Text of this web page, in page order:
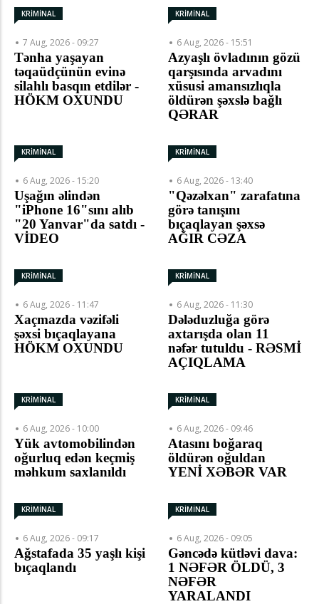
KRİMİNAL
7 Aug, 2026 - 09:27
Tənha yaşayan
təqaüdçünün evinə
silahlı basqın etdilər -
HÖKM OXUNDU
KRİMİNAL
6 Aug, 2026 - 15:51
Azyaşlı övladının gözü
qarşısında arvadını
xüsusi amansızlıqla
öldürən şəxslə bağlı
QƏRAR
KRİMİNAL
6 Aug, 2026 - 15:20
Uşağın əlindən
"iPhone 16"sını alıb
"20 Yanvar"da satdı -
VİDEO
KRİMİNAL
6 Aug, 2026 - 13:40
"Qəzəlxan" zarafatına
görə tanışını
bıçaqlayan şəxsə
AĞIR CƏZA
KRİMİNAL
6 Aug, 2026 - 11:47
Xaçmazda vəzifəli
şəxsi bıçaqlayana
HÖKM OXUNDU
KRİMİNAL
6 Aug, 2026 - 11:30
Dələduzluğa görə
axtarışda olan 11
nəfər tutuldu - RƏSMİ
AÇIQLAMA
KRİMİNAL
6 Aug, 2026 - 10:00
Yük avtomobilindən
oğurluq edən keçmiş
məhkum saxlanıldı
KRİMİNAL
6 Aug, 2026 - 09:46
Atasını boğaraq
öldürən oğuldan
YENİ XƏBƏR VAR
KRİMİNAL
6 Aug, 2026 - 09:17
Ağstafada 35 yaşlı kişi
bıçaqlandı
KRİMİNAL
6 Aug, 2026 - 09:05
Gəncədə kütləvi dava:
1 NƏFƏR ÖLDÜ, 3
NƏFƏR
YARALANDI